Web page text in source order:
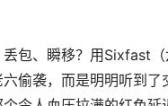
包、瞬移？用Sixfast
偷袭，而是明明听到了